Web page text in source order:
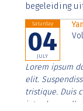
begeleiding
Saturday
04
JULY
Lorem ipsum
elit.
tristique. Duis
interdum